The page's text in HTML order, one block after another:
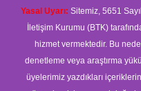
Yasal Uyarı: Sitemiz, 5651
İletişim Kurumu (BTK)
hizmet vermektedir. Bu
denetleme veya araştırma
üyelerimiz yazdıkları